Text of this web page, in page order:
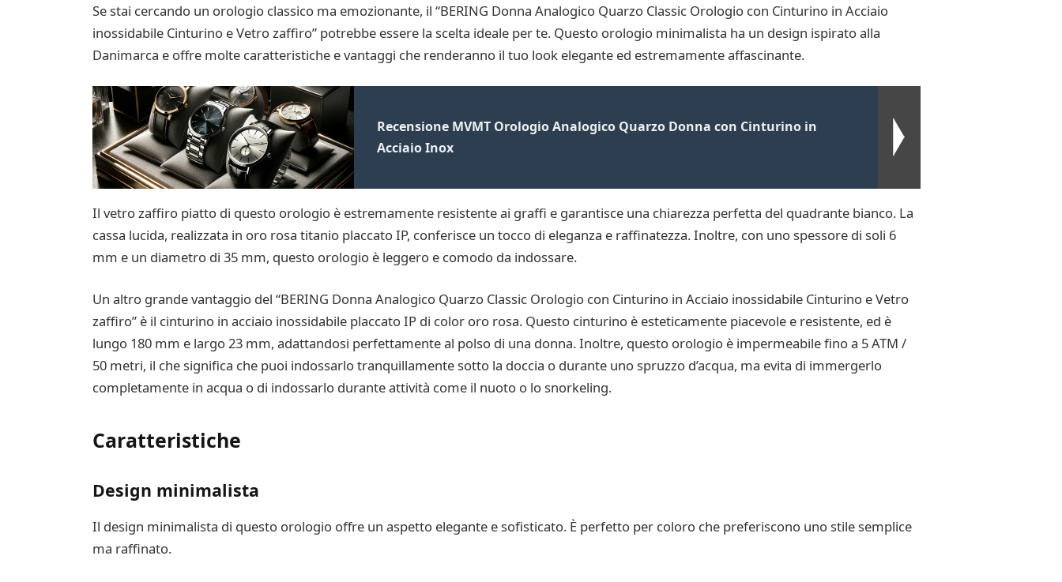
Se stai cercando un orologio classico ma emozionante, il “BERING Donna Analogico Quarzo Classic Orologio con Cinturino in Acciaio
inossidabile Cinturino e Vetro zaffiro” potrebbe essere la scelta ideale per te. Questo orologio minimalista ha un design ispirato alla
Danimarca e offre molte caratteristiche e vantaggi che renderanno il tuo look elegante ed estremamente affascinante.
Recensione MVMT Orologio Analogico Quarzo Donna con Cinturino in
Acciaio Inox
Il vetro zaffiro piatto di questo orologio è estremamente resistente ai graffi e garantisce una chiarezza perfetta del quadrante bianco. La
cassa lucida, realizzata in oro rosa titanio placcato IP, conferisce un tocco di eleganza e raffinatezza. Inoltre, con uno spessore di soli 6
mm e un diametro di 35 mm, questo orologio è leggero e comodo da indossare.
Un altro grande vantaggio del “BERING Donna Analogico Quarzo Classic Orologio con Cinturino in Acciaio inossidabile Cinturino e Vetro
zaffiro” è il cinturino in acciaio inossidabile placcato IP di color oro rosa. Questo cinturino è esteticamente piacevole e resistente, ed è
lungo 180 mm e largo 23 mm, adattandosi perfettamente al polso di una donna. Inoltre, questo orologio è impermeabile fino a 5 ATM /
50 metri, il che significa che puoi indossarlo tranquillamente sotto la doccia o durante uno spruzzo d’acqua, ma evita di immergerlo
completamente in acqua o di indossarlo durante attività come il nuoto o lo snorkeling.
Caratteristiche
Design minimalista
Il design minimalista di questo orologio offre un aspetto elegante e sofisticato. È perfetto per coloro che preferiscono uno stile semplice
ma raffinato.